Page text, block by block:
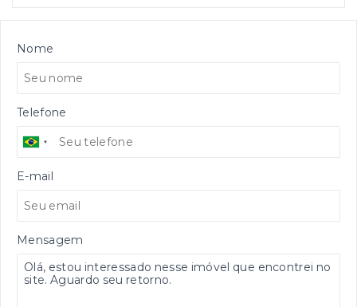
Nome
Telefone
E-mail
Mensagem